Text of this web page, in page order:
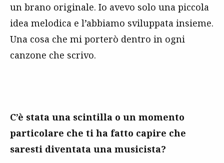
un brano originale. Io avevo solo una piccola
idea melodica e l’abbiamo sviluppata insieme.
Una cosa che mi porterò dentro in ogni
canzone che scrivo.
C’è stata una scintilla o un momento
particolare che ti ha fatto capire che
saresti diventata una musicista?